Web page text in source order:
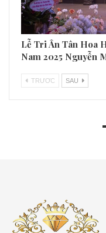
Lễ Tri Ân Tân Hoa
Nam 2025 Nguyễn
TRƯƠC SAU